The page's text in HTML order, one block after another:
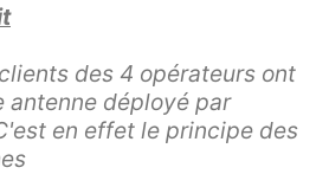
des 4 opérateurs ont
antenne déployé par
en effet le principe des